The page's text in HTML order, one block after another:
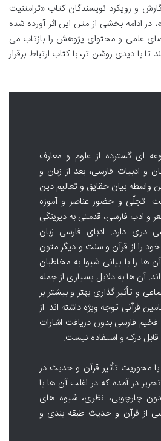
و رویکرد نویسندگان کتاب «ترامتنیت
ادامه بخشی از متن این اثر آورده شده
علمی و محتوای پژوهش را بازتاب می
با دیدی روشن تر، با کتاب ارتباط برقرار
ای گسترده از علوم و معارف
و ادبیات فارسی، بعد از زبان و
واسطه بیان حقایق و تعالیم دین
تجلّی و حضور عناصر و آموزه
و ادب فارسی، قدمتی به دیرینگی
دری دارد. ادبای فارسی زبان
را از قرآن و سنت و دیگر متون
ها را با بیانی شیوا به مخاطبان
آن ها به دلایل بسیاری از جمله
و تأثیر گذاری بهتر و بیشتر بر
قرآنی توجه ویژه داشته اند. از
فخیم فارسی بدون دریافت اشارات
درک و استفاده نیست.
با محوریت تأثیر قرآن و حدیث در
در آمده که در اغلب آن ها با
چارچوبی، نظری، شیوه های
از قرآن و حدیث طبقه بندی و